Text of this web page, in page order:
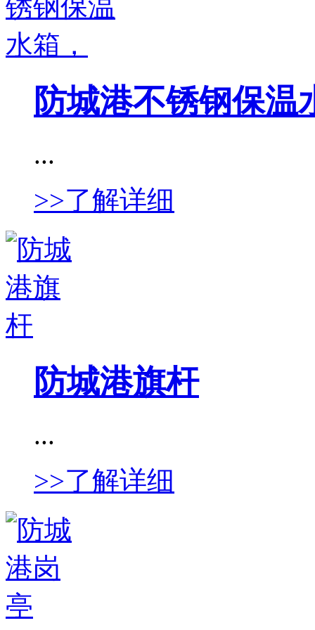
防城港不锈钢保温
...
>>了解详细
防城港旗杆
...
>>了解详细